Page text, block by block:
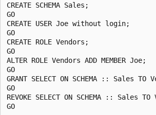
CREATE SCHEMA Sales;
GO
CREATE USER Joe without login;
GO
CREATE ROLE Vendors;
GO
ALTER ROLE Vendors ADD MEMBER Joe;
GO
GRANT SELECT ON SCHEMA :: Sales TO
GO
REVOKE SELECT ON SCHEMA :: Sales
GO